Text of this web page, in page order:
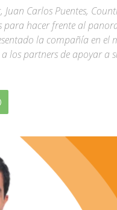
Juan Carlos Puentes,
para hacer frente al
la compañía en el
partners de apoyar a